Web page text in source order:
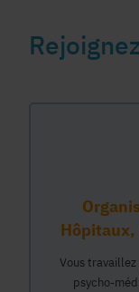
Hôpitaux,
Vous
psycho-